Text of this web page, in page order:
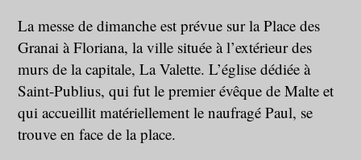
La messe de dimanche est prévue sur la Place des
Granai à Floriana, la ville située à l’extérieur des
murs de la capitale, La Valette. L’église dédiée à
Saint-Publius, qui fut le premier évêque de Malte et
qui accueillit matériellement le naufragé Paul, se
trouve en face de la place.